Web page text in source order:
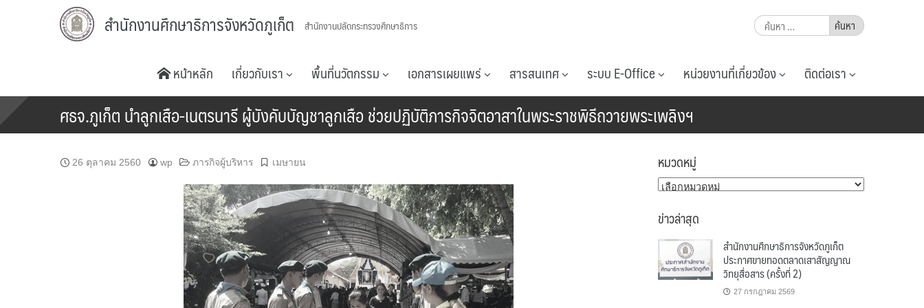
สำนักงานศึกษาธิการจังหวัดภูเก็ต สำนักงานปลัดกระทรวงศึกษาธิการ
ค้นหา
สำหรับ:
หน้าหลัก เกี่ยวกับเรา พื้นที่นวัตกรรม เอกสารเผยแพร่ สารสนเทศ ระบบ E-Office หน่วยงานที่เกี่ยวข้อง ติดต่อเรา
ศธจ.ภูเก็ต นำลูกเสือ-เนตรนารี ผู้บังคับบัญชาลูกเสือ ช่วยปฏิบัติภารกิจจิตอาสาในพระราชพิธีถวายพระเพลิงฯ
26 ตุลาคม 2560 wp ภารกิจผู้บริหาร เมษายน หมวดหมู่
หมวด
ข่าวล่าสุด
สำนักงานศึกษาธิการจังหวัดภูเก็ต
ประกาศขายทอดตลาดเสาสัญญาณ
วิทยุสื่อสาร (ครั้งที่ 2)
27 กรกฎาคม 2569